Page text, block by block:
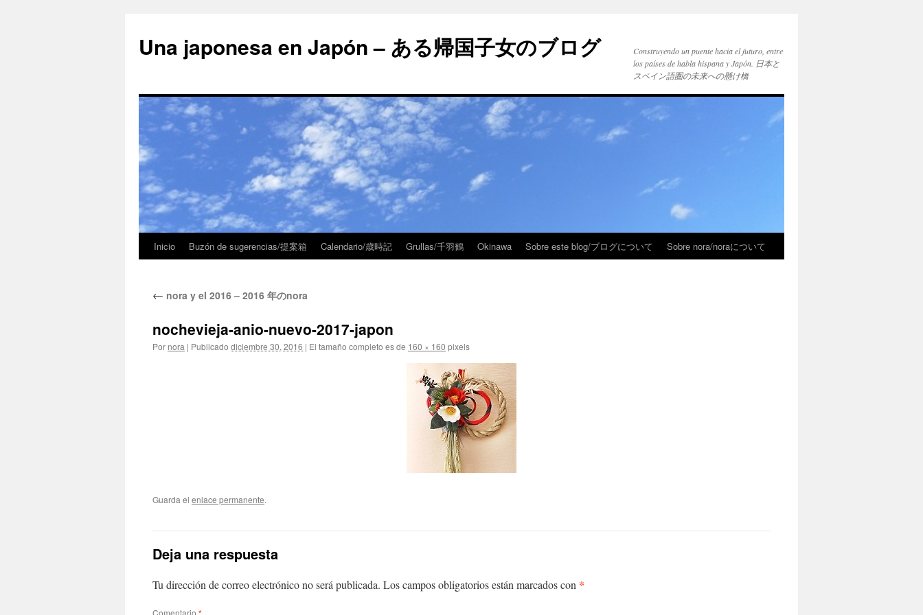
Una japonesa en Japón – ある帰国子女のブログ
Construyendo un puente hacia el futuro, entre
los países de habla hispana y Japón. 日本と
スペイン語圏の未来への懸け橋
Inicio Buzón de sugerencias/提案箱 Calendario/歳時記 Grullas/千羽鶴 Okinawa Sobre este blog/ブログについて Sobre nora/noraについて
← nora y el 2016 – 2016 年のnora
nochevieja-anio-nuevo-2017-japon
Por nora | Publicado diciembre 30, 2016 | El tamaño completo es de 160 × 160 pixels
Guarda el enlace permanente.
Deja una respuesta
Tu dirección de correo electrónico no será publicada. Los campos obligatorios están marcados con *
Comentario